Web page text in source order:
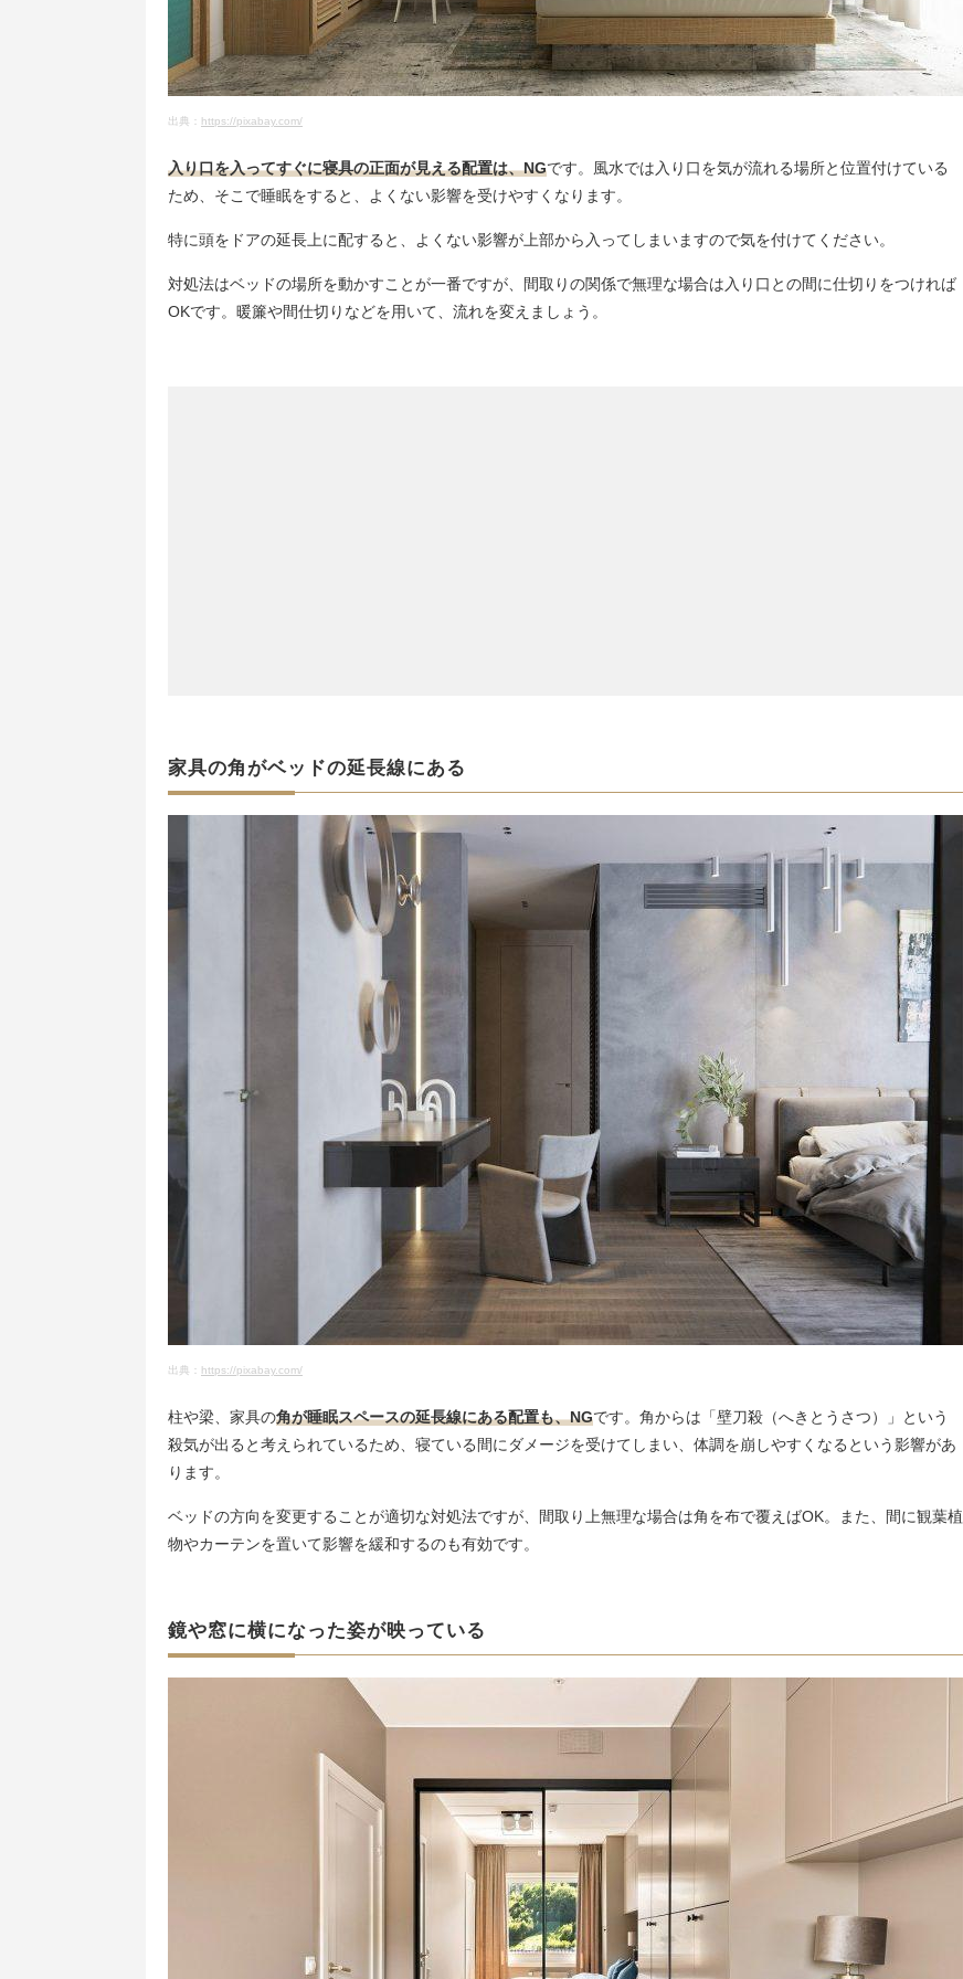
出典： https://pixabay.com/
入り口を入ってすぐに寝具の正面が見える配置は、NGです。風水では入り口を気が流れる場所と位置付けている
ため、そこで睡眠をすると、よくない影響を受けやすくなります。
特に頭をドアの延長上に配すると、よくない影響が上部から入ってしまいますので気を付けてください。
対処法はベッドの場所を動かすことが一番ですが、間取りの関係で無理な場合は入り口との間に仕切りをつければ
OKです。暖簾や間仕切りなどを用いて、流れを変えましょう。
家具の角がベッドの延長線にある
出典： https://pixabay.com/
柱や梁、家具の角が睡眠スペースの延長線にある配置も、NGです。角からは「壁刀殺（へきとうさつ）」という
殺気が出ると考えられているため、寝ている間にダメージを受けてしまい、体調を崩しやすくなるという影響があ
ります。
ベッドの方向を変更することが適切な対処法ですが、間取り上無理な場合は角を布で覆えばOK。また、間に観葉植
物やカーテンを置いて影響を緩和するのも有効です。
鏡や窓に横になった姿が映っている